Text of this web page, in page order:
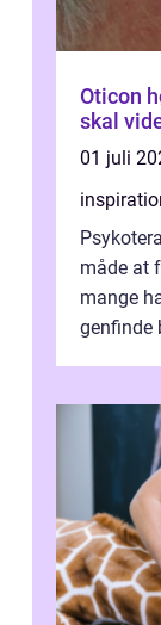
Oticon
skal
01 juli
måde at
mange
genfinde